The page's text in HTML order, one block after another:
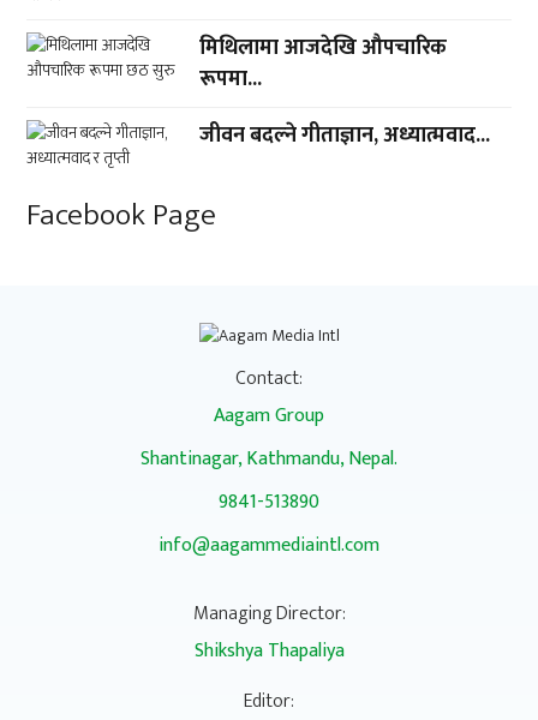
मिथिलामा आजदेखि औपचारिक
रूपमा...
जीवन बदल्ने गीताज्ञान, अध्यात्मवाद...
Facebook Page
Contact:
Aagam Group
Shantinagar, Kathmandu, Nepal.
9841-513890
info@aagammediaintl.com
Managing Director:
Shikshya Thapaliya
Editor: